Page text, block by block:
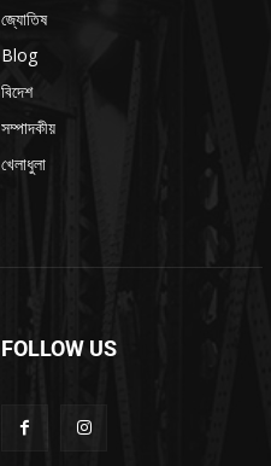
জ্যোতিষ
Blog
বিদেশ
সম্পাদকীয়
খেলাধুলা
FOLLOW US